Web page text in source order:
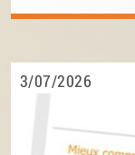
3/07/2026